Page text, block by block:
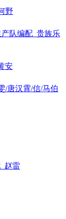
野
队编配_贵族乐
安
/唐汉霄/信/马伯
赵雷